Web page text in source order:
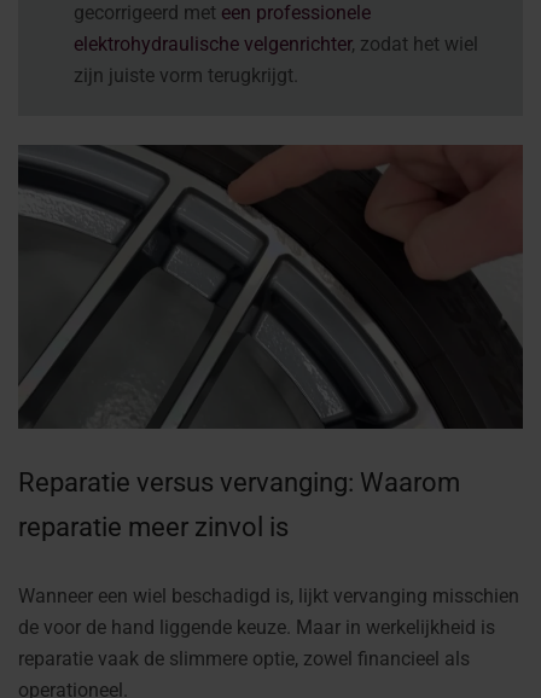
gecorrigeerd met een professionele
elektrohydraulische velgenrichter, zodat het wiel
zijn juiste vorm terugkrijgt.
Reparatie versus vervanging: Waarom
reparatie meer zinvol is
Wanneer een wiel beschadigd is, lijkt vervanging misschien
de voor de hand liggende keuze. Maar in werkelijkheid is
reparatie vaak de slimmere optie, zowel financieel als
operationeel.